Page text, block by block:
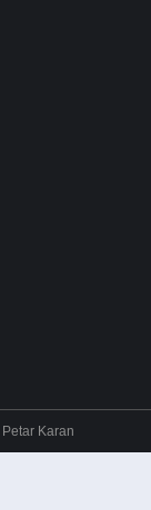
Petar Karan